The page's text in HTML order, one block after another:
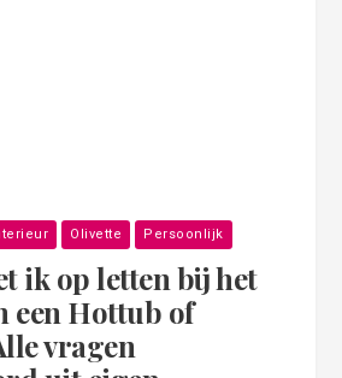
Olivette Persoonlijk
ik op letten bij het
een Hottub of
vragen